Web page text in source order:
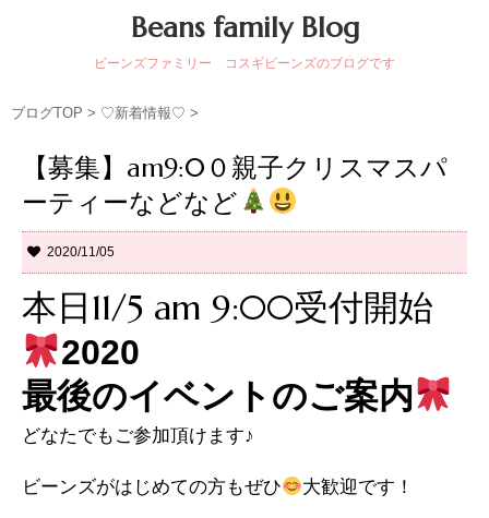
Beans family Blog
ビーンズファミリー コスギビーンズのブログです
ブログTOP > ♡新着情報♡ >
【募集】am9:0０親子クリスマスパ
ーティーなどなど
2020/11/05
本日11/5 am 9:00受付開始
2020
最後のイベントのご案内
どなたでもご参加頂けます♪
ビーンズがはじめての方もぜひ 大歓迎です！